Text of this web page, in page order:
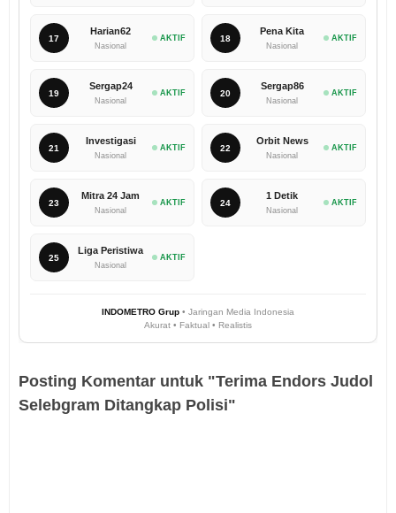
17
Harian62
Nasional
AKTIF 18
Pena Kita
Nasional
AKTIF
19
Sergap24
Nasional
AKTIF 20
Sergap86
Nasional
AKTIF
21
Investigasi
Nasional
AKTIF 22
Orbit News
Nasional
AKTIF
23
Mitra 24 Jam
Nasional
AKTIF 24
1 Detik
Nasional
AKTIF
25
Liga Peristiwa
Nasional
AKTIF
INDOMETRO Grup • Jaringan Media Indonesia
Akurat • Faktual • Realistis
Posting Komentar untuk "Terima Endors Judol
Selebgram Ditangkap Polisi"